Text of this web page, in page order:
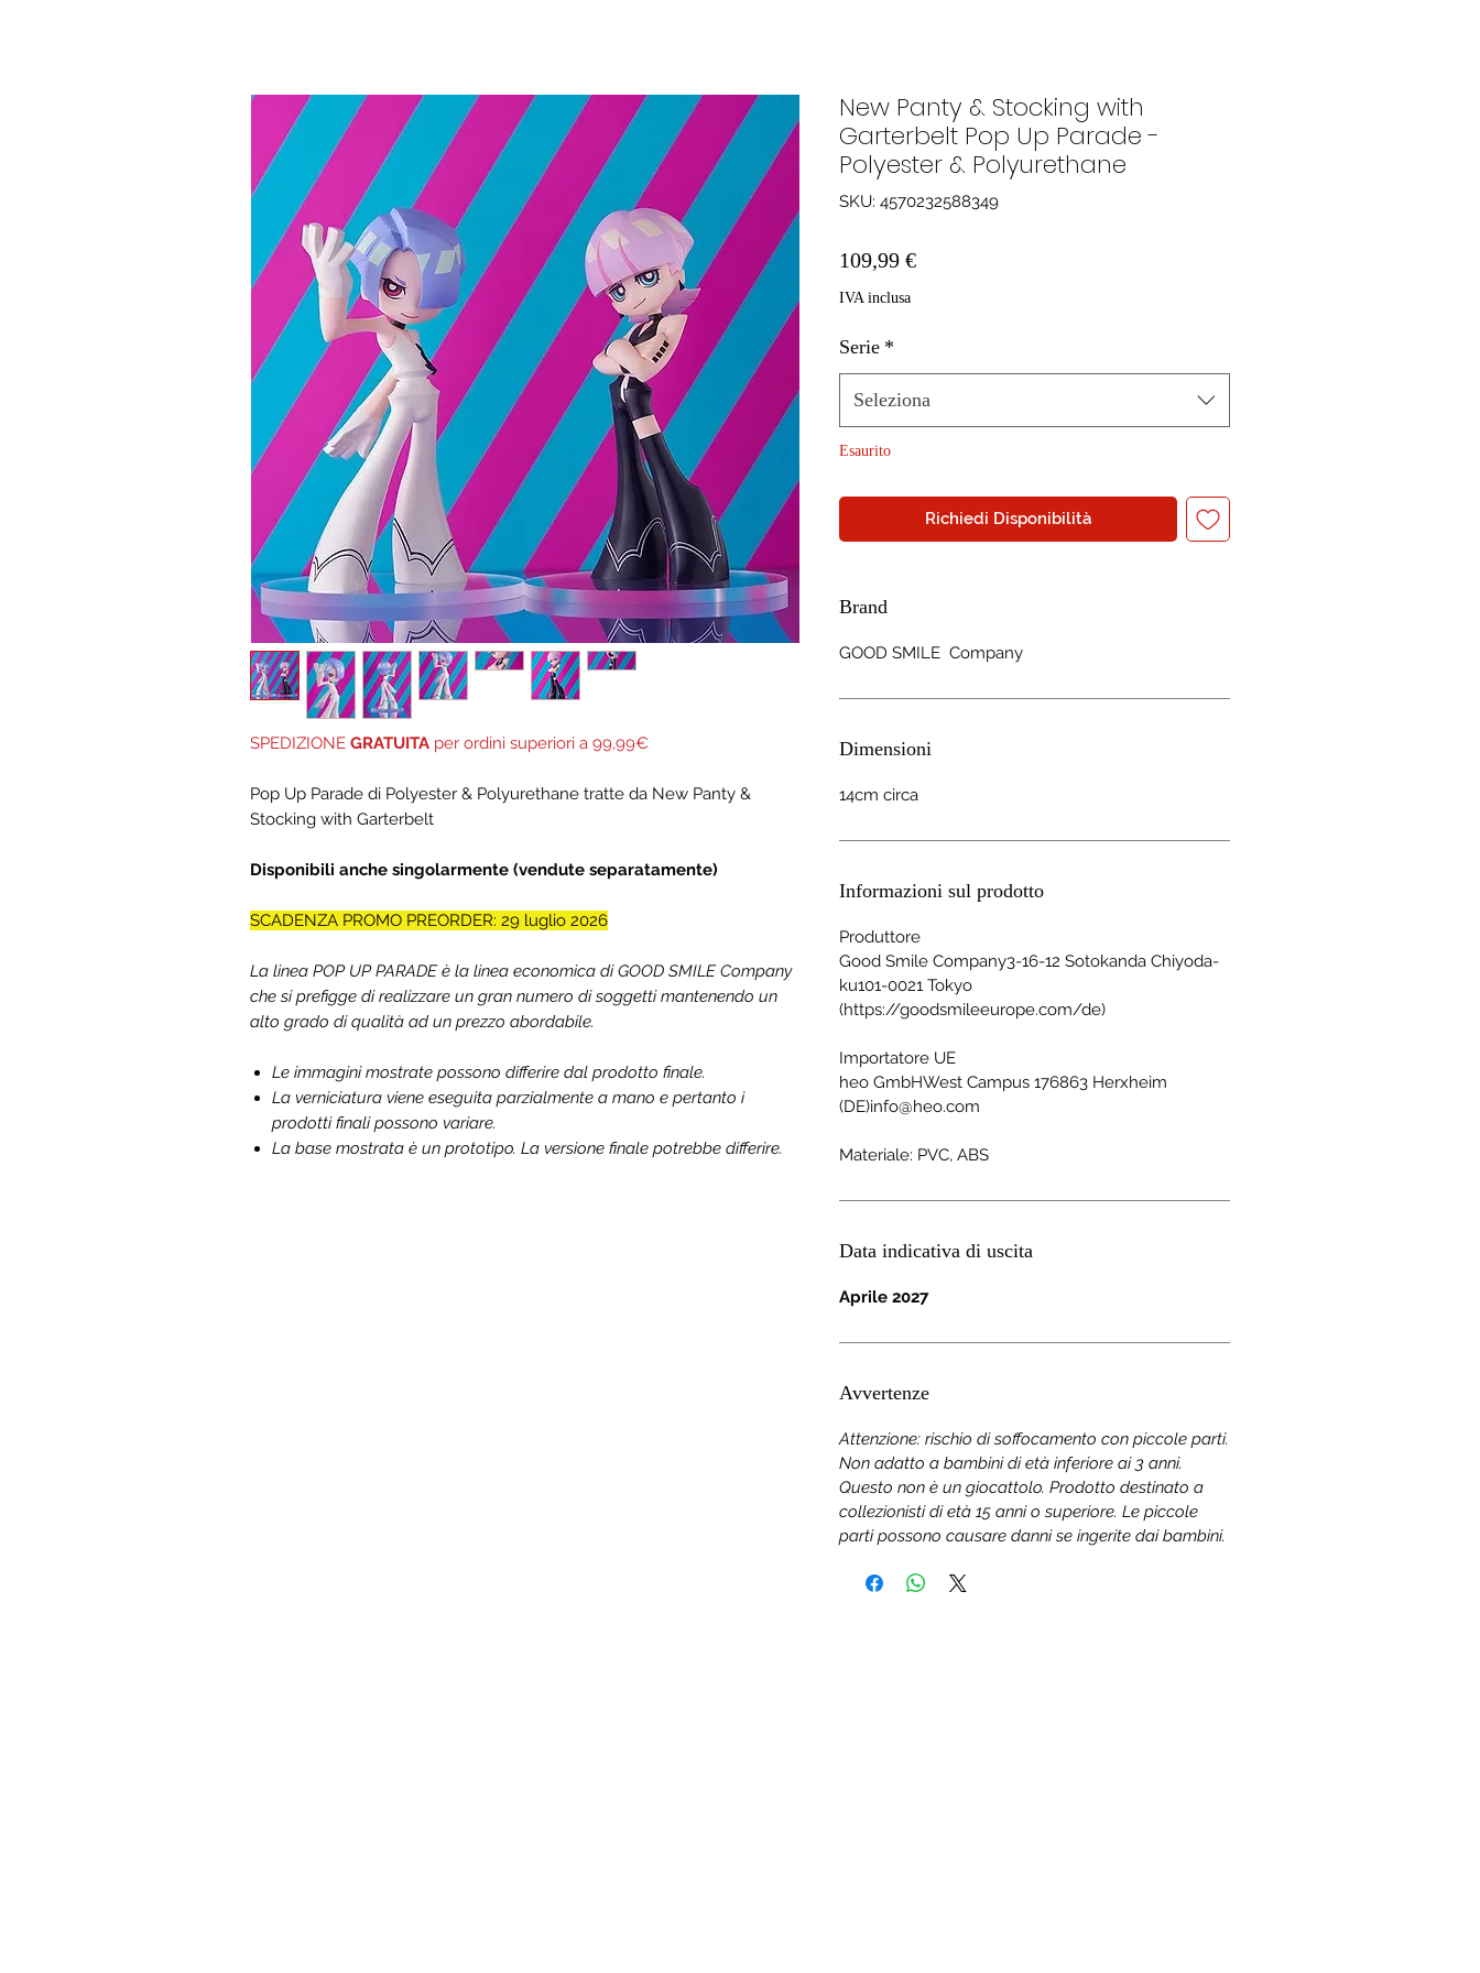
SPEDIZIONE GRATUITA per ordini superiori a 99,99€
Pop Up Parade di Polyester & Polyurethane tratte da New Panty &
Stocking with Garterbelt
Disponibili anche singolarmente (vendute separatamente)
SCADENZA PROMO PREORDER: 29 luglio 2026
La linea POP UP PARADE è la linea economica di GOOD SMILE Company
che si prefigge di realizzare un gran numero di soggetti mantenendo un
alto grado di qualità ad un prezzo abordabile.
Le immagini mostrate possono differire dal prodotto finale.
La verniciatura viene eseguita parzialmente a mano e pertanto i
prodotti finali possono variare.
La base mostrata è un prototipo. La versione finale potrebbe differire.
New Panty & Stocking with
Garterbelt Pop Up Parade -
Polyester & Polyurethane
SKU: 4570232588349
109,99 €Prezzo
IVA inclusa
Serie *
Seleziona
Esaurito
Richiedi Disponibilità
Brand
GOOD SMILE Company
Dimensioni
14cm circa
Informazioni sul prodotto
Produttore
Good Smile Company3-16-12 Sotokanda Chiyoda-
ku101-0021 Tokyo
(https://goodsmileeurope.com/de)
Importatore UE
heo GmbHWest Campus 176863 Herxheim
(DE)info@heo.com
Materiale: PVC, ABS
Data indicativa di uscita
Aprile 2027
Avvertenze
Attenzione: rischio di soffocamento con piccole parti.
Non adatto a bambini di età inferiore ai 3 anni.
Questo non è un giocattolo. Prodotto destinato a
collezionisti di età 15 anni o superiore. Le piccole
parti possono causare danni se ingerite dai bambini.